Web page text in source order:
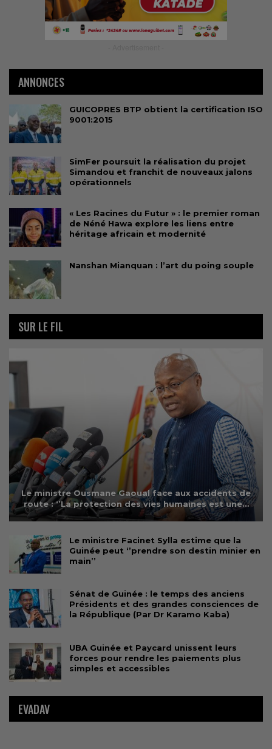
ANNONCES
GUICOPRES BTP obtient la certification ISO
9001:2015
SimFer poursuit la réalisation du projet
Simandou et franchit de nouveaux jalons
opérationnels
« Les Racines du Futur » : le premier roman
de Néné Hawa explore les liens entre
héritage africain et modernité
Nanshan Mianquan : l’art du poing souple
SUR LE FIL
Le ministre Ousmane Gaoual face aux accidents de
route : ‘’La protection des vies humaines est une…
Le ministre Facinet Sylla estime que la
Guinée peut ‘’prendre son destin minier en
main’’
Sénat de Guinée : le temps des anciens
Présidents et des grandes consciences de
la République (Par Dr Karamo Kaba)
UBA Guinée et Paycard unissent leurs
forces pour rendre les paiements plus
simples et accessibles
EVADAV